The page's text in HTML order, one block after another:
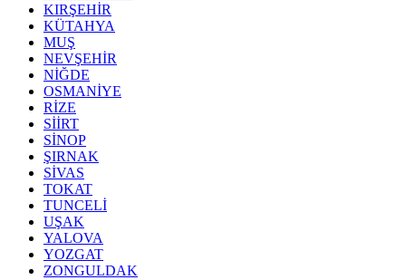
KIRŞEHİR
KÜTAHYA
MUŞ
NEVŞEHİR
NİĞDE
OSMANİYE
RİZE
SİİRT
SİNOP
ŞIRNAK
SİVAS
TOKAT
TUNCELİ
UŞAK
YALOVA
YOZGAT
ZONGULDAK